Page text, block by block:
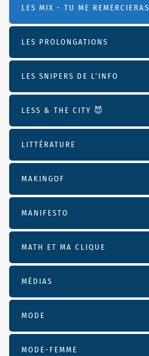
LES MIX - TU ME REMERCIERAS
LES PROLONGATIONS
LES SNIPERS DE L’INFO
LESS & THE CITY 😈
LITTÉRATURE
MAKINGOF
MANIFESTO
MATH ET MA CLIQUE
MÉDIAS
MODE
MODE-FEMME